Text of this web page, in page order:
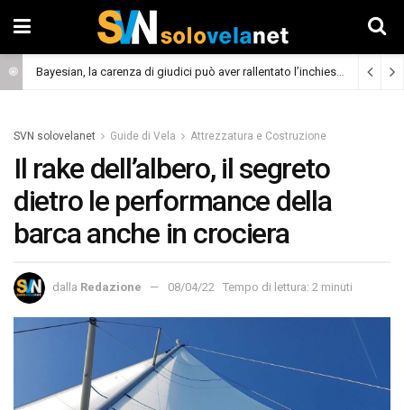
Bayesian, la carenza di giudici può aver rallentato l’inchiesta (Cronaca)
SVN solovelanet Guide di Vela Attrezzatura e Costruzione
Il rake dell’albero, il segreto
dietro le performance della
barca anche in crociera
dalla Redazione 08/04/22 Tempo di lettura: 2 minuti